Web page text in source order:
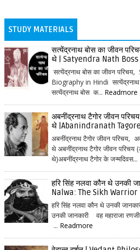
STUDY MATERIALS
सत्येंद्रनाथ बोस का जीवन
थे | Satyendra Nath
सत्येंद्रनाथ बोस का जीवन
Biography in Hindi सत्येंद्रनाथ
सत्येंद्रनाथ बोस क... Readmore
अबनींद्रनाथ टैगोर जीवन
थे |Abanindranath
अबनींद्रनाथ टैगोर जीवन परिचय,
थे अबनींद्रनाथ टैगोर जीवन परिचय
थे)अबनींद्रनाथ टैगोर के जन्मदिवस...
हरि सिंह नलवा कौन थे उनकी
Nalwa: The Sikh Warrior
हरि सिंह नलवा कौन थे उनकी
उनकी जानकारी वह महाराजा
... Readmore